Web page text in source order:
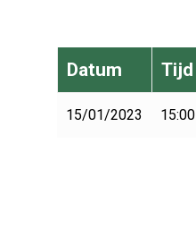
Datum Tijd
15/01/2023 15:00